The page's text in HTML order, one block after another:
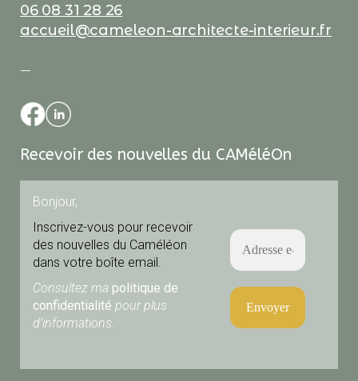
06 08 31 28 26
accueil@cameleon-architecte-interieur.fr
—
Recevoir des nouvelles du CAMéléOn
Bonjour,
Inscrivez-vous pour recevoir
des nouvelles du Caméléon
dans votre boîte email.
Consultez ma politique de
confidentialité pour plus
d’informations.